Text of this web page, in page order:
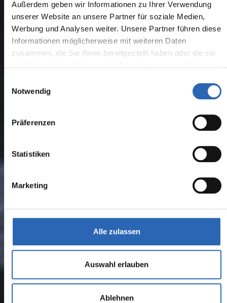
Außerdem geben wir Informationen zu Ihrer Verwendung
unserer Website an unsere Partner für soziale Medien,
Werbung und Analysen weiter. Unsere Partner führen diese
Informationen möglicherweise mit weiteren Daten
zusammen, die Sie ihnen bereitgestellt haben oder die sie
Notwendig
Präferenzen
Statistiken
Marketing
Alle zulassen
Auswahl erlauben
Ablehnen